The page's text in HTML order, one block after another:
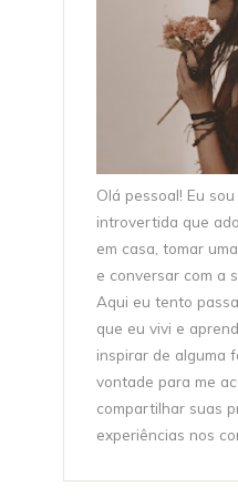
Olá pessoal! Eu
introvertida que
em casa, tomar
e conversar com a
Aqui eu tento
que eu vivi e
inspirar de alguma
vontade para me
compartilhar suas
experiências nos